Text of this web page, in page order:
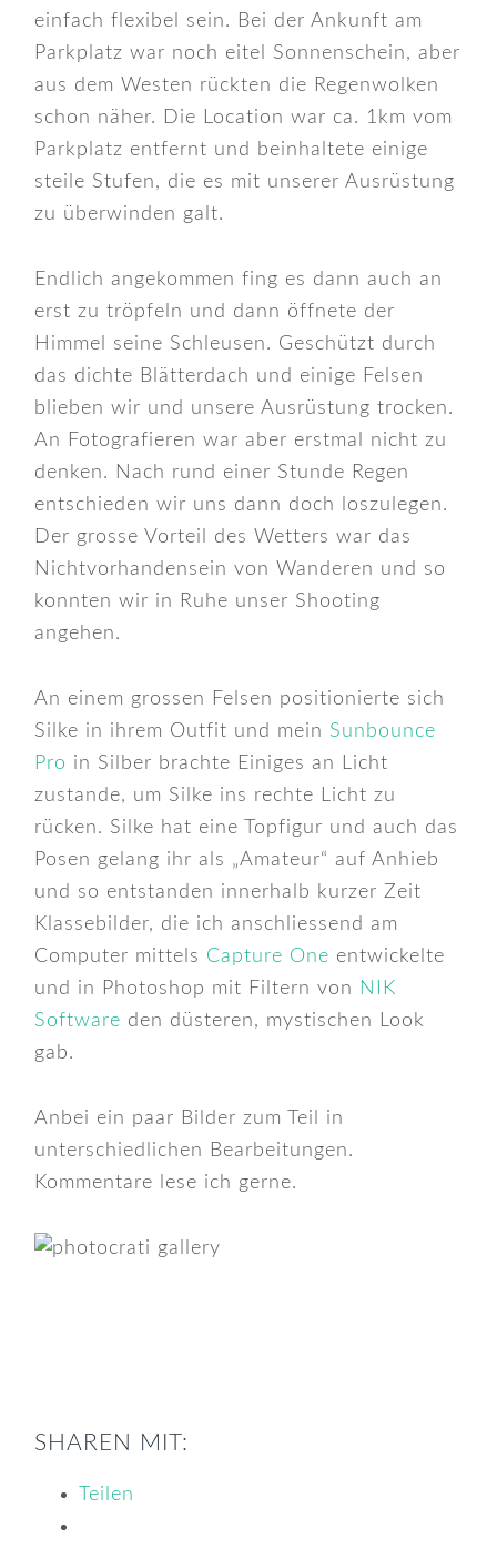
einfach flexibel sein. Bei der Ankunft am
Parkplatz war noch eitel Sonnenschein, aber
aus dem Westen rückten die Regenwolken
schon näher. Die Location war ca. 1km vom
Parkplatz entfernt und beinhaltete einige
steile Stufen, die es mit unserer Ausrüstung
zu überwinden galt.
Endlich angekommen fing es dann auch an
erst zu tröpfeln und dann öffnete der
Himmel seine Schleusen. Geschützt durch
das dichte Blätterdach und einige Felsen
blieben wir und unsere Ausrüstung trocken.
An Fotografieren war aber erstmal nicht zu
denken. Nach rund einer Stunde Regen
entschieden wir uns dann doch loszulegen.
Der grosse Vorteil des Wetters war das
Nichtvorhandensein von Wanderen und so
konnten wir in Ruhe unser Shooting
angehen.
An einem grossen Felsen positionierte sich
Silke in ihrem Outfit und mein Sunbounce
Pro in Silber brachte Einiges an Licht
zustande, um Silke ins rechte Licht zu
rücken. Silke hat eine Topfigur und auch das
Posen gelang ihr als „Amateur“ auf Anhieb
und so entstanden innerhalb kurzer Zeit
Klassebilder, die ich anschliessend am
Computer mittels Capture One entwickelte
und in Photoshop mit Filtern von NIK
Software den düsteren, mystischen Look
gab.
Anbei ein paar Bilder zum Teil in
unterschiedlichen Bearbeitungen.
Kommentare lese ich gerne.
SHAREN MIT:
Teilen